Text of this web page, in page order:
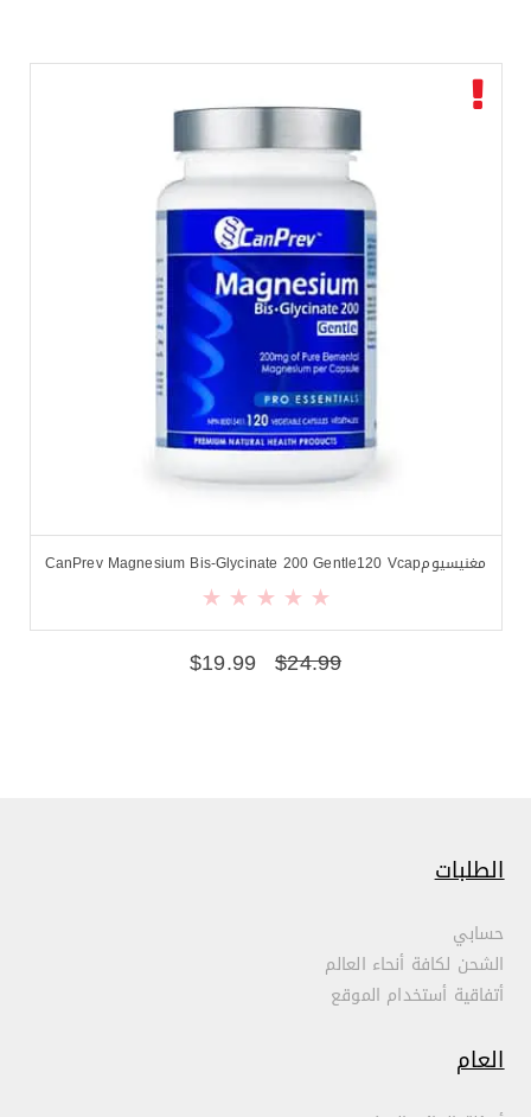
مغنيسيومCanPrev Magnesium Bis-Glycinate 200 Gentle120 Vcap
$24.99
$19.99
الطلبات
حسابي
الشحن لكافة أنحاء العالم
أتفاقية أستخدام الموقع
العام